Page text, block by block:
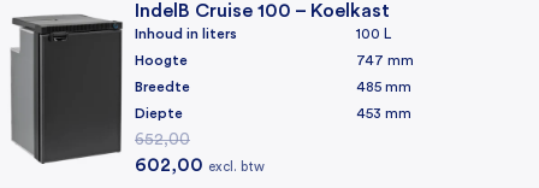
Koeling
Koelmechanisme
R600a
IndelB Cruise 100 – Koelkast
Inhoud in liters
100 L
Hoogte
747 mm
Breedte
485 mm
Diepte
453 mm
652,00
Oorspronkelijke prijs was: 652,00.
602,00 excl. btw